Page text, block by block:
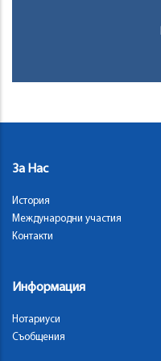
За Нас
История
Международни участия
Контакти
Информация
Нотариуси
Съобщения